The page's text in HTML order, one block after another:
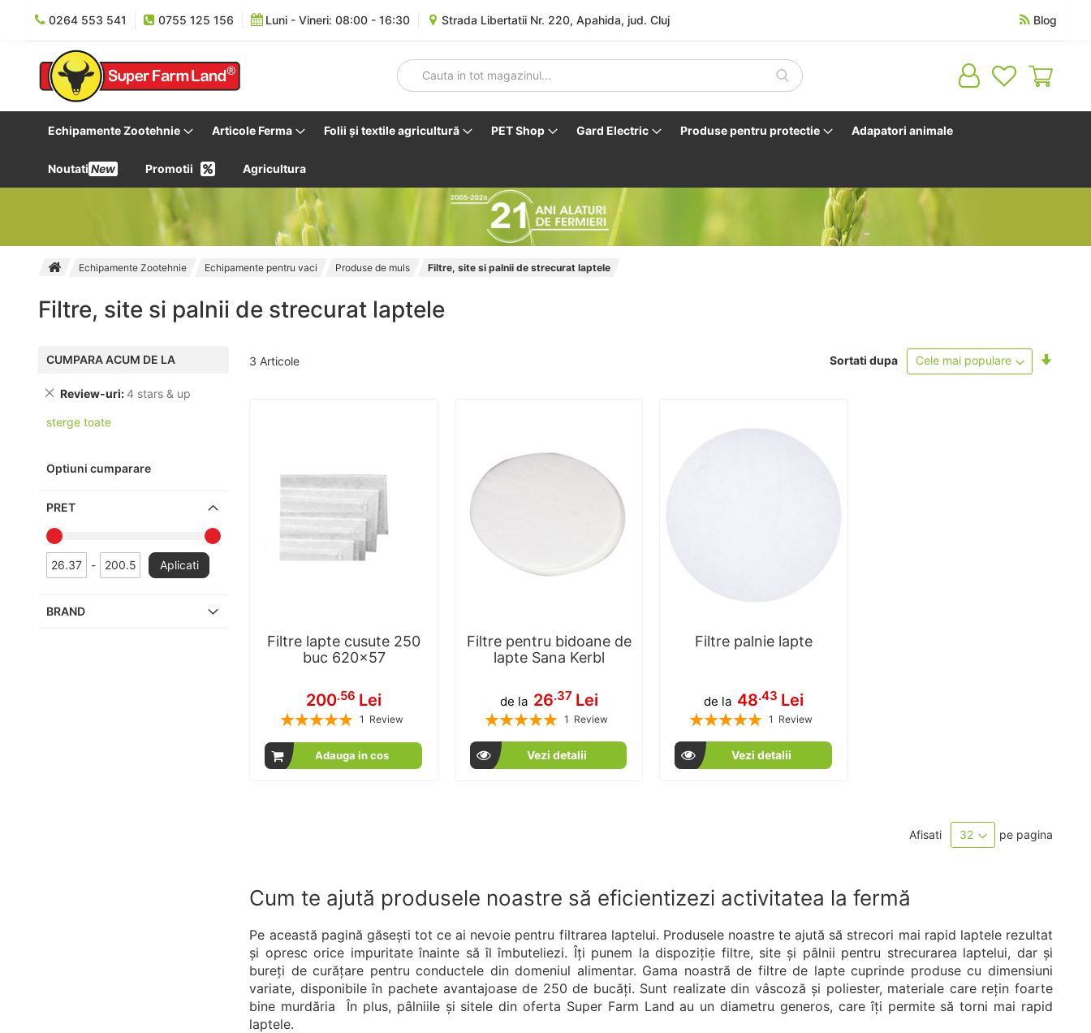
0264 553 541 0755 125 156 Luni - Vineri: 08:00 - 16:30 Strada Libertatii Nr. 220, Apahida, jud. Cluj Blog
Cosul
Echipamente Zootehnie Articole Ferma Folii și textile agricultură PET Shop Gard Electric Produse pentru protectie Adapatori animale
Noutati New Promotii Agricultura
Echipamente Zootehnie Echipamente pentru vaci Produse de muls Filtre, site si palnii de strecurat laptele
Filtre, site si palnii de strecurat laptele
3 Articole Sortati dupa
Filtre lapte cusute 250
buc 620x57
200.56 Lei
Rating:
1 Review
Adauga in cos
Filtre pentru bidoane de
lapte Sana Kerbl
de la 26.37 Lei
Rating:
1 Review
Vezi detalii
Filtre palnie lapte
de la 48.43 Lei
Rating:
1 Review
Vezi detalii
Afisati pe pagina
Cum te ajută produsele noastre să eficientizezi activitatea la fermă
Pe această pagină găsești tot ce ai nevoie pentru filtrarea laptelui. Produsele noastre te ajută să strecori mai rapid laptele rezultat
și opresc orice impuritate înainte să îl îmbuteliezi. Îți punem la dispoziție filtre, site și pâlnii pentru strecurarea laptelui, dar și
bureți de curățare pentru conductele din domeniul alimentar. Gama noastră de filtre de lapte cuprinde produse cu dimensiuni
variate, disponibile în pachete avantajoase de 250 de bucăți. Sunt realizate din vâscoză și poliester, materiale care rețin foarte
bine murdăria În plus, pâlniile și sitele din oferta Super Farm Land au un diametru generos, care îți permite să torni mai rapid
laptele.
CUMPARA ACUM DE LA
Review-uri 4 stars & up
sterge toate
Optiuni cumparare
PRET
- Aplicati
BRAND